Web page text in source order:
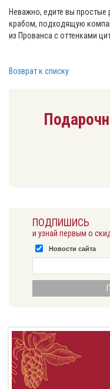
Неважно, едите вы
крабом, подходящую
из Прованса с оттенками
Возврат к списку
ПОДПИШИСЬ
и узнай первым о
Новости сайта